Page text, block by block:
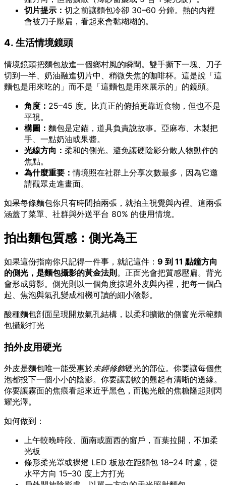
切片提示： 切之前讓麵包冷卻 30–60 分鐘。熱的內裡
會被刀子壓扁，看起來會黏糊糊的。
4. 生活情境鏡頭
情境鏡頭把麵包放進一個鄉村風的瞬間。雙手撕下一塊、刀子
切到一半、奶油融進切片中、稍微失焦的咖啡杯。這是說「這
麵包是用來吃的」而不是「這麵包是用來展示的」的鏡頭。
角度： 25–45 度。比真正的俯拍更靠近食物，但也不是
平視。
構圖： 麵包是定錨，道具負責說故事。亞麻布、木製把
手、一點奶油或果醬。
光線方向： 柔和的側光。避免讓硬陰影分散人物動作的
焦點。
為什麼重要：情境照在社群上分享次數最多，因為它邀
請觀眾走進畫面。
如果每條麵包你只有時間拍兩張，就拍主視覺與內裡。這兩張
涵蓋了菜單、社群與外送平台 80% 的使用情境。
拍出麵包質感：側光為王
如果這份指南你只記得一件事，就記這件： 9 到 11 點鐘方向
的側光，是麵包攝影的黃金法則。正面光會把質感壓扁。背光
會形成剪影。側光則以一個角度掠過外皮與內裡，把每一個凸
起、焦泡與氣孔變成相機可讀的細小陰影。
酸種麵包剖面呈現開放氣孔結構，以柔和擴散的側窗光示範麵
包攝影打光
拍外皮用硬光
外皮是麵包唯一能受惠於未經修飾硬光的部位。你要讓每個焦
泡都投下一個小小的陰影。你要讓割紋的翹起有清晰的邊緣。
你要讓霧面的焦痕看起來近乎黑色，而拋光般的焦糖隆起則閃
耀光澤。
如何做到：
上午較晚時段、面南或面西的窗戶，百葉拉開，不加柔
光板
條形柔光罩或裸燈 LED 板放在距麵包 18–24 吋處，從
水平方向 15–30 度上方打光